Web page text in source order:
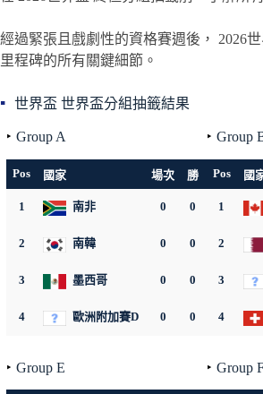
經過緊張且戲劇性的資格賽週後， 2026
里程碑的所有關鍵細節。
世界盃 世界盃分組抽籤結果
Group A
Pos 國家 場次 勝 平 負
1 南非 0 0 0
2 南韓 0 0 0 0
3 墨西哥 0 0 0
4 歐洲附加賽D 0 0 0
Group
Pos 國
1
2
3
4
Group E Group